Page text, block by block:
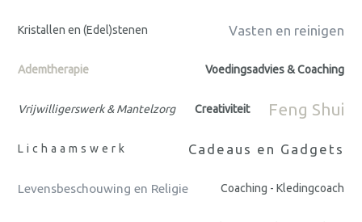
Kristallen en (Edel)stenen Vasten en reinigen
Ademtherapie Voedingsadvies & Coaching
Vrijwilligerswerk & Mantelzorg Creativiteit Feng Shui
Lichaamswerk Cadeaus en Gadgets
Levensbeschouwing en Religie Coaching - Kledingcoach